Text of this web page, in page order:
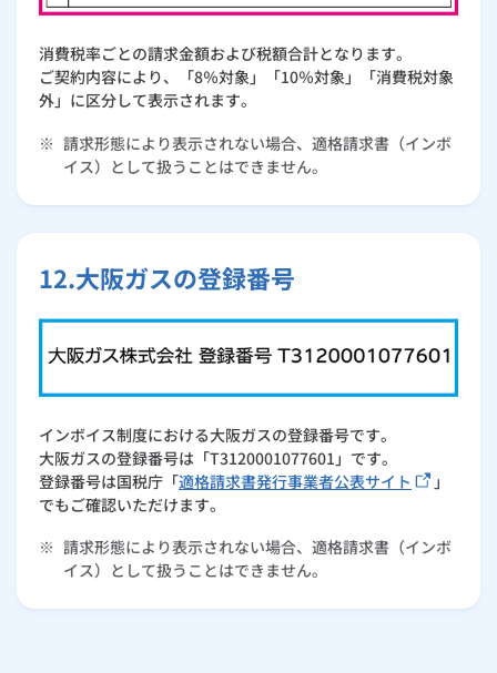
消費税率ごとの請求金額および税額合計となります。
ご契約内容により、「8％対象」「10％対象」「消費税対象
外」に区分して表示されます。
※ 請求形態により表示されない場合、適格請求書（インボ
イス）として扱うことはできません。
12.大阪ガスの登録番号
インボイス制度における大阪ガスの登録番号です。
大阪ガスの登録番号は「T3120001077601」です。
登録番号は国税庁「適格請求書発行事業者公表サイト
」
でもご確認いただけます。
※ 請求形態により表示されない場合、適格請求書（インボ
イス）として扱うことはできません。